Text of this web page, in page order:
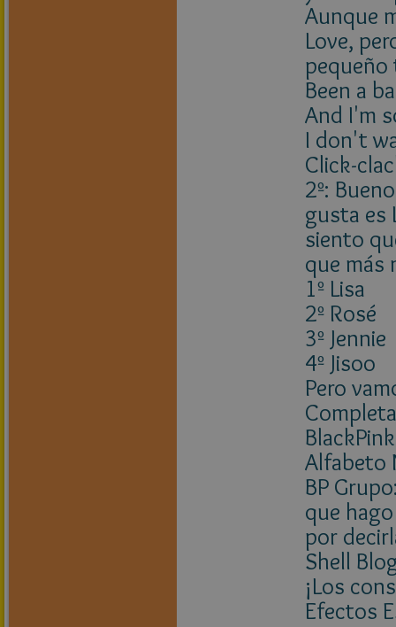
Aunque
Love,
Been a
And I'm
I don't
Click-
2º:
gusta es
siento
que más
1º Lisa
2º Rosé
3º Jennie
4º Jisoo
Pero
Alfabeto
BP
que
por
Shell
¡Los
Efectos